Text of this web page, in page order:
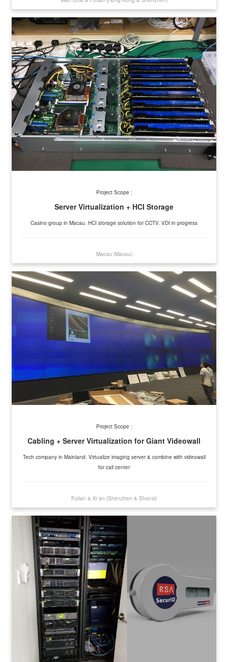
Project Scope :
Server Virtualization + HCI Storage
Casino group in Macau. HCI storage solution for CCTV. VDI in progress
Macau (Macau)
Project Scope :
Cabling + Server Virtualization for Giant Videowall
Tech company in Mainland. Virtualize imaging server & combine with videowall
for call center
Futian & Xi an (Shenzhen & Shanxi)